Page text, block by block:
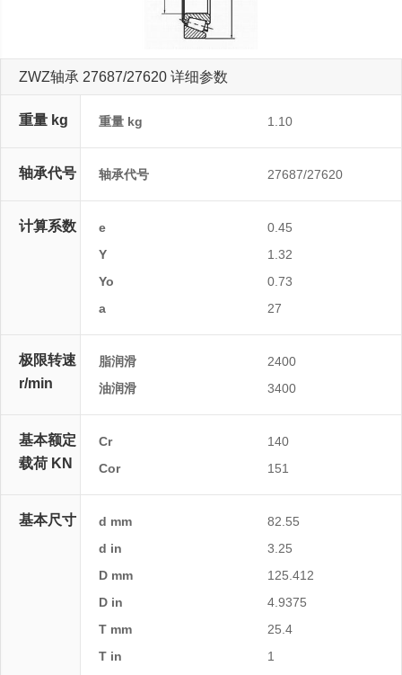
ZWZ轴承 27687/27620 详细参数
重量 kg 重量 kg 1.10
轴承代号 轴承代号 27687/27620
计算系数 e
0.45
Y
1.32
Yo
0.73
a
27
极限转速
r/min
脂润滑
2400
油润滑
3400
基本额定
载荷 KN
Cr
140
Cor
151
基本尺寸 d mm
82.55
d in
3.25
D mm
125.412
D in
4.9375
T mm
25.4
T in
1